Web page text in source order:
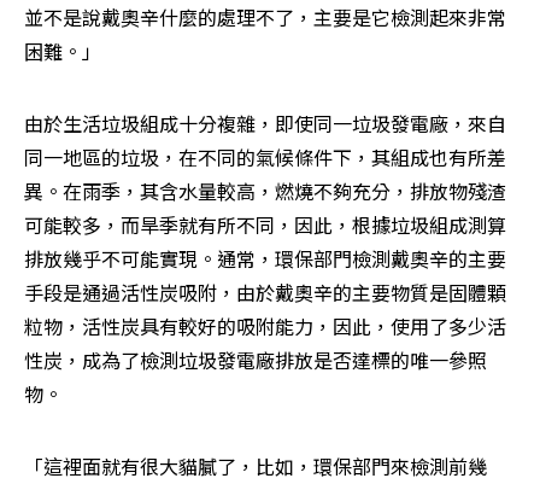
並不是說戴奧辛什麼的處理不了，主要是它檢測起來非常
困難。」
由於生活垃圾組成十分複雜，即使同一垃圾發電廠，來自
同一地區的垃圾，在不同的氣候條件下，其組成也有所差
異。在雨季，其含水量較高，燃燒不夠充分，排放物殘渣
可能較多，而旱季就有所不同，因此，根據垃圾組成測算
排放幾乎不可能實現。通常，環保部門檢測戴奧辛的主要
手段是通過活性炭吸附，由於戴奧辛的主要物質是固體顆
粒物，活性炭具有較好的吸附能力，因此，使用了多少活
性炭，成為了檢測垃圾發電廠排放是否達標的唯一參照
物。
「這裡面就有很大貓膩了，比如，環保部門來檢測前幾